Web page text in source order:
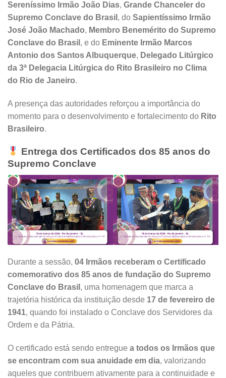
Sereníssimo Irmão João Dias, Grande Chanceler do
Supremo Conclave do Brasil , do Sapientíssimo Irmão
José João Machado, Membro Benemérito do Supremo
Conclave do Brasil , e do Eminente Irmão Marcos
Antonio dos Santos Albuquerque, Delegado Litúrgico
da 3ª Delegacia Litúrgica do Rito Brasileiro no Clima
do Rio de Janeiro.
A presença das autoridades reforçou a importância do
momento para o desenvolvimento e fortalecimento do Rito
Brasileiro.
Entrega dos Certificados dos 85 anos do
Supremo Conclave
Durante a sessão, 04 Irmãos receberam o Certificado
comemorativo dos 85 anos de fundação do Supremo
Conclave do Brasil , uma homenagem que marca a
trajetória histórica da instituição desde 17 de fevereiro de
1941, quando foi instalado o Conclave dos Servidores da
Ordem e da Pátria.
O certificado está sendo entregue a todos os Irmãos que
se encontram com sua anuidade em dia, valorizando
aqueles que contribuem ativamente para a continuidade e